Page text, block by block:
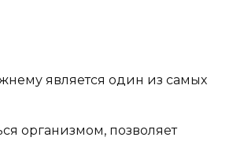
является один из самых
организмом, позволяет